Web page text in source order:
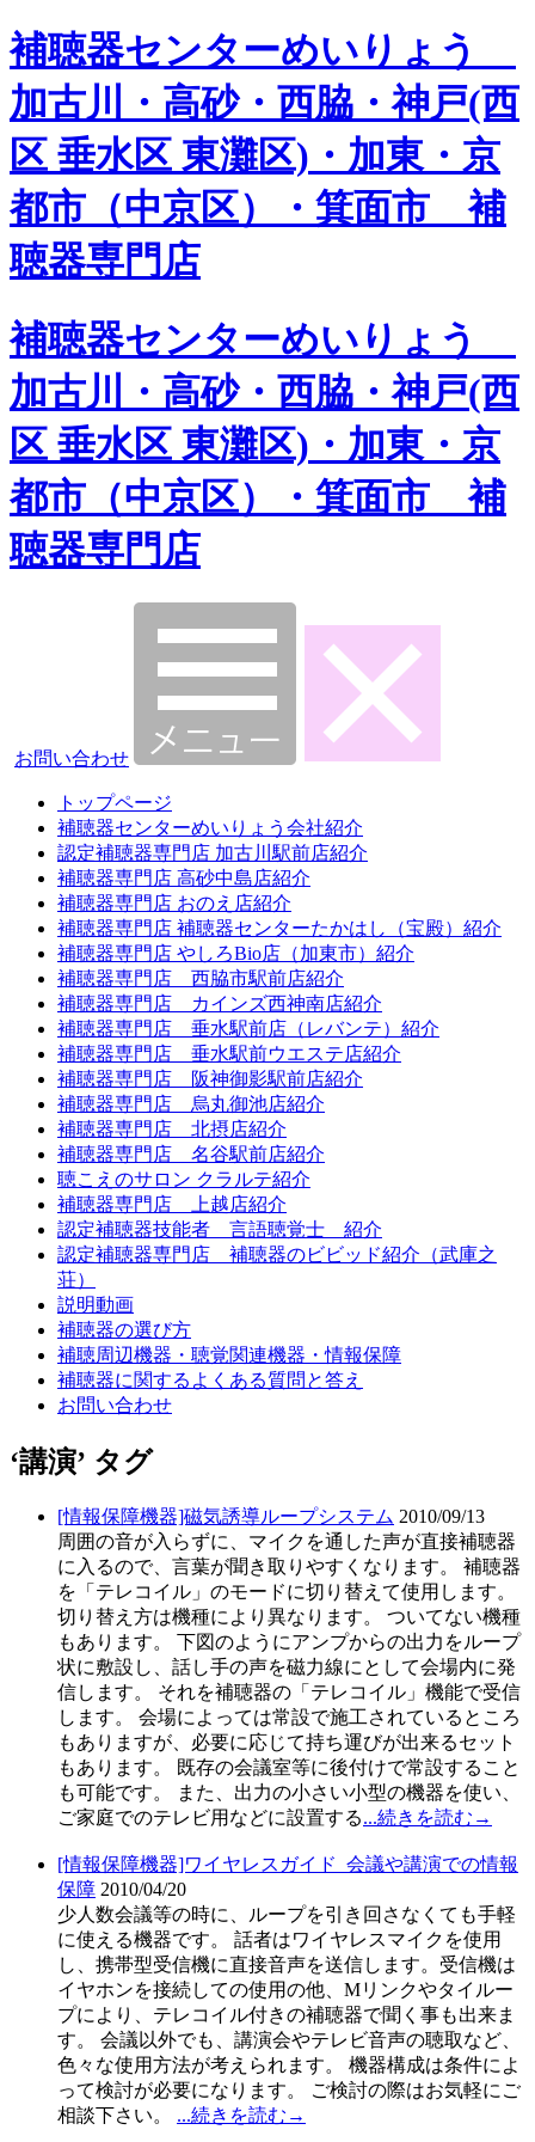
補聴器センターめいりょう
加古川・高砂・西脇・神戸(西
区 垂水区 東灘区)・加東・京
都市（中京区）・箕面市 補
聴器専門店
補聴器センターめいりょう
加古川・高砂・西脇・神戸(西
区 垂水区 東灘区)・加東・京
都市（中京区）・箕面市 補
聴器専門店
お問い合わせ
トップページ
補聴器センターめいりょう会社紹介
認定補聴器専門店 加古川駅前店紹介
補聴器専門店 高砂中島店紹介
補聴器専門店 おのえ店紹介
補聴器専門店 補聴器センターたかはし（宝殿）紹介
補聴器専門店 やしろBio店（加東市）紹介
補聴器専門店 西脇市駅前店紹介
補聴器専門店 カインズ西神南店紹介
補聴器専門店 垂水駅前店（レバンテ）紹介
補聴器専門店 垂水駅前ウエステ店紹介
補聴器専門店 阪神御影駅前店紹介
補聴器専門店 烏丸御池店紹介
補聴器専門店 北摂店紹介
補聴器専門店 名谷駅前店紹介
聴こえのサロン クラルテ紹介
補聴器専門店 上越店紹介
認定補聴器技能者 言語聴覚士 紹介
認定補聴器専門店 補聴器のビビッド紹介（武庫之
荘）
説明動画
補聴器の選び方
補聴周辺機器・聴覚関連機器・情報保障
補聴器に関するよくある質問と答え
お問い合わせ
‘講演’ タグ
[情報保障機器]磁気誘導ループシステム 2010/09/13
周囲の音が入らずに、マイクを通した声が直接補聴器
に入るので、言葉が聞き取りやすくなります。 補聴器
を「テレコイル」のモードに切り替えて使用します。
切り替え方は機種により異なります。 ついてない機種
もあります。 下図のようにアンプからの出力をループ
状に敷設し、話し手の声を磁力線にとして会場内に発
信します。 それを補聴器の「テレコイル」機能で受信
します。 会場によっては常設で施工されているところ
もありますが、必要に応じて持ち運びが出来るセット
もあります。 既存の会議室等に後付けで常設すること
も可能です。 また、出力の小さい小型の機器を使い、
ご家庭でのテレビ用などに設置する...続きを読む→
[情報保障機器]ワイヤレスガイド_会議や講演での情報
保障 2010/04/20
少人数会議等の時に、ループを引き回さなくても手軽
に使える機器です。 話者はワイヤレスマイクを使用
し、携帯型受信機に直接音声を送信します。受信機は
イヤホンを接続しての使用の他、Mリンクやタイルー
プにより、テレコイル付きの補聴器で聞く事も出来ま
す。 会議以外でも、講演会やテレビ音声の聴取など、
色々な使用方法が考えられます。 機器構成は条件によ
って検討が必要になります。 ご検討の際はお気軽にご
相談下さい。 ...続きを読む→